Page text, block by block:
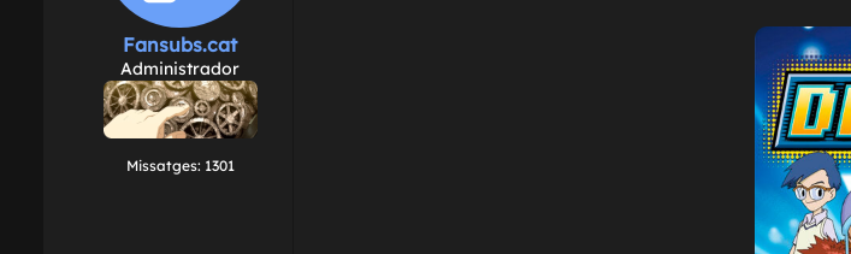
Fansubs.cat
Administrador
Missatges: 1301